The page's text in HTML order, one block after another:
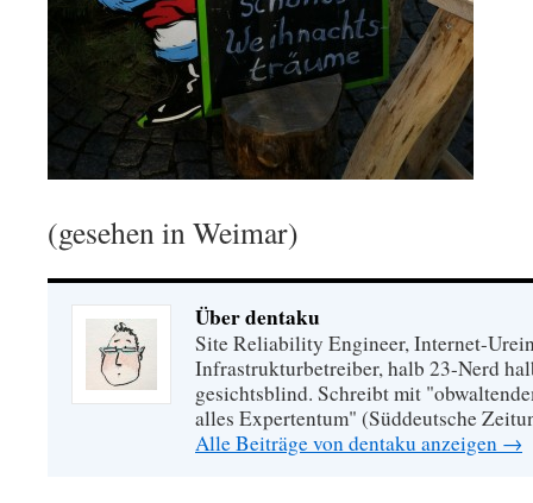
(gesehen in Weimar)
Über dentaku
Site Reliability Engineer, Internet-
Infrastrukturbetreiber, halb 23-Nerd
gesichtsblind. Schreibt mit
alles Expertentum" (Süddeutsche
Alle Beiträge von dentaku anzeigen →